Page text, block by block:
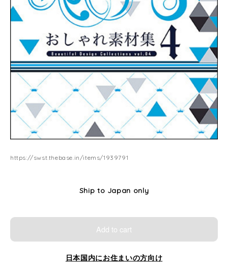
https://swst.thebase.in/items/1939791
Ship to Japan only
Add to cart
日本国内にお住まいの方向け